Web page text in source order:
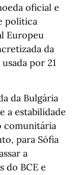
oficial e
política
Europeu
da
por 21
da Bulgária
a estabilidade
comunitária
para Sófia
a
do BCE e